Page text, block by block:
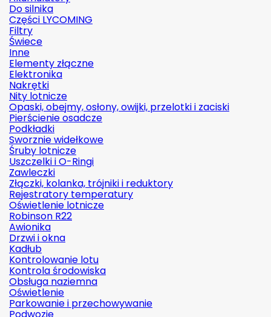
Do silnika
Części LYCOMING
Filtry
Świece
Inne
Elementy złączne
Elektronika
Nakrętki
Nity lotnicze
Opaski, obejmy, osłony, owijki, przelotki i zaciski
Pierścienie osadcze
Podkładki
Sworznie widełkowe
Śruby lotnicze
Uszczelki i O-Ringi
Zawleczki
Złączki, kolanka, trójniki i reduktory
Rejestratory temperatury
Oświetlenie lotnicze
Robinson R22
Awionika
Drzwi i okna
Kadłub
Kontrolowanie lotu
Kontrola środowiska
Obsługa naziemna
Oświetlenie
Parkowanie i przechowywanie
Podwozie